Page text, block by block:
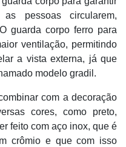
pessoas circularem,
guarda corpo ferro para
ventilação, permitindo
a vista externa, já que
modelo gradil.
com a decoração
cores, como preto,
feito com aço inox, que é
crômio e que com isso